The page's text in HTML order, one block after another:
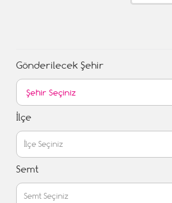
Gönderilecek Şehir
İlçe
Semt